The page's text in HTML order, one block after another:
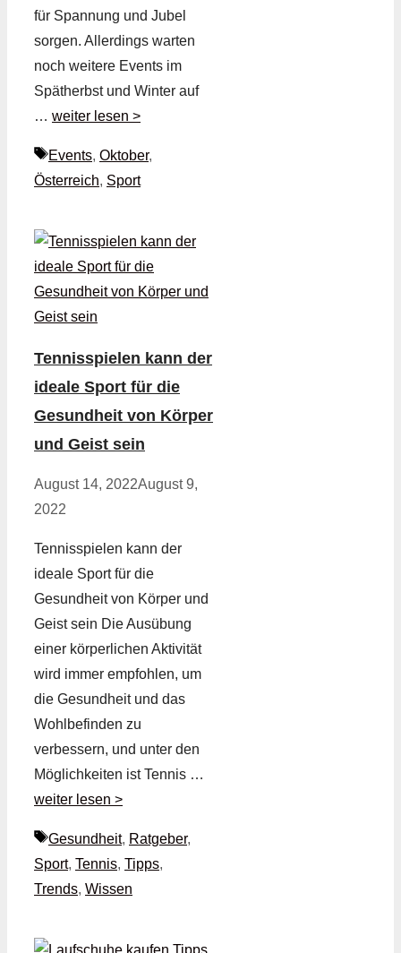
für Spannung und Jubel
sorgen. Allerdings warten
noch weitere Events im
Spätherbst und Winter auf
… weiter lesen >
Schlagwörter
Events, Oktober,
Österreich, Sport
Tennisspielen kann der
ideale Sport für die
Gesundheit von Körper
und Geist sein
August 14, 2022August 9,
2022
Tennisspielen kann der
ideale Sport für die
Gesundheit von Körper und
Geist sein Die Ausübung
einer körperlichen Aktivität
wird immer empfohlen, um
die Gesundheit und das
Wohlbefinden zu
verbessern, und unter den
Möglichkeiten ist Tennis …
weiter lesen >
Schlagwörter
Gesundheit, Ratgeber,
Sport, Tennis, Tipps,
Trends, Wissen